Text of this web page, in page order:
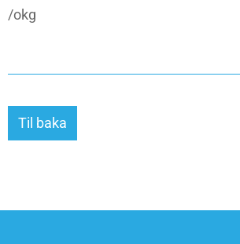
/okg
Til baka